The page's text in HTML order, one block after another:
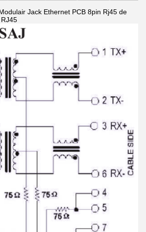
Jack Ethernet PCB 8pin Rj45 de